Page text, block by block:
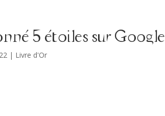
5 étoiles sur Google
| Livre d'Or